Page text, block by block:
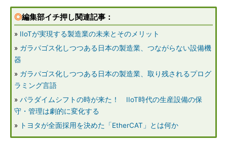
◎編集部イチ押し関連記事：
» IIoTが実現する製造業の未来とそのメリット
» ガラパゴス化しつつある日本の製造業、つながらない設備機
器
» ガラパゴス化しつつある日本の製造業、取り残されるプログ
ラミング言語
» パラダイムシフトの時が来た！ IIoT時代の生産設備の保
守・管理は劇的に変化する
»
トヨタが全面採用を決めた「EtherCAT」とは何か